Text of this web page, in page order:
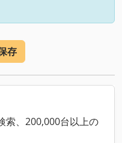
存
索、200,000台以上の